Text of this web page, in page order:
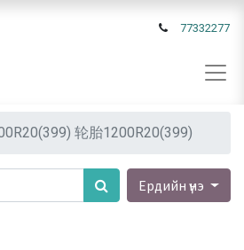
77332277
轮胎1200R20(399)
Ердийн үнэ